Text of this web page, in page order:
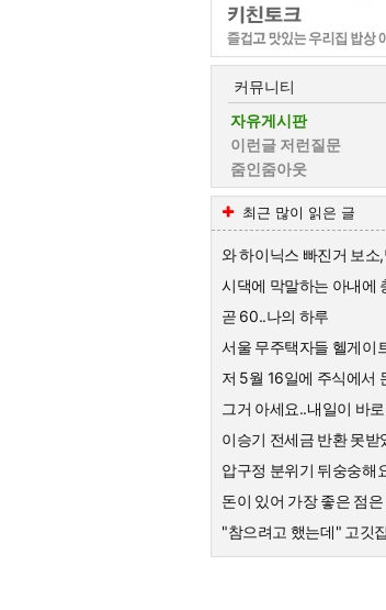
커뮤니티
자유게시판
이런글 저런질문
줌인줌아웃
최근 많이 읽은 글
곧 60..나의 하루
그거 아세요..내일이 바로
압구정 분위기 뒤숭숭해
돈이 있어 가장 좋은 점은